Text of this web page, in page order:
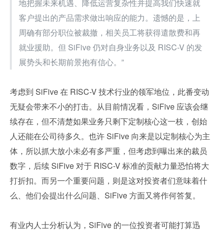
地把握未来机遇、降低运营复杂性并提高我们快速就
客户提出的产品需求做出响应的能力。遗憾的是，上
周确有部分职位被裁撤，相关员工将获得遣散费和再
就业援助。但 SiFive 仍对自身业务以及 RISC-V 的发
展势头和长期前景抱有信心。”
考虑到 SiFive 在 RISC-V 技术行业的领军地位，此番变动
无疑会带来不小的打击。从目前情况看，SiFive 应该会继
续存在，但不清楚如果业务只剩下定制核心这一枝，创始
人还能在公司待多久。也许 SiFive 向来是以定制核心为主
体，所以抓大放小未必有多严重，但考虑到曝出来的裁员
数字，后续 SiFive 对于 RISC-V 标准的贡献力量恐怕将大
打折扣。而另一个重要问题，则是这对投资者们意味着什
么、他们会提出什么问题、SiFive 方面又将作何答复。
有业内人士分析认为，SiFive 的一位投资者可能打算迅